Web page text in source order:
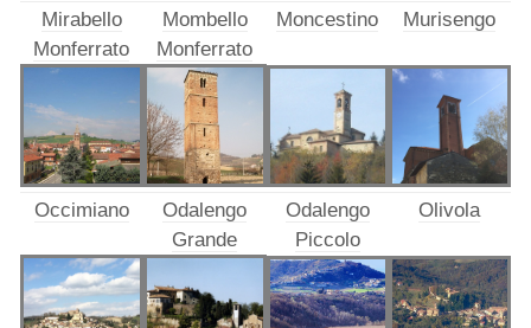
Mirabello
Monferrato
Mombello
Monferrato
Moncestino Murisengo
Occimiano
Odalengo
Grande
Odalengo
Piccolo
Olivola